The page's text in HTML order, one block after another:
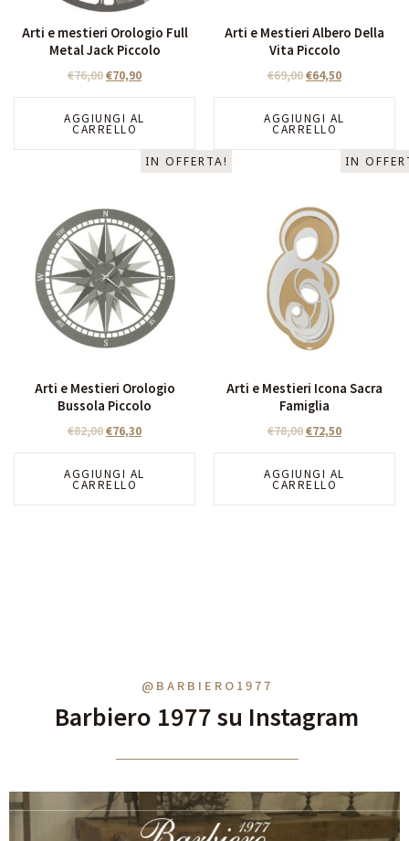
Arti e mestieri Orologio Full
Metal Jack Piccolo
€76,00€70,90
AGGIUNGI AL
CARRELLO
Arti e Mestieri Albero Della
Vita Piccolo
€69,00€64,50
AGGIUNGI AL
CARRELLO
IN OFFERTA!
Arti e Mestieri Orologio
Bussola Piccolo
€82,00€76,30
AGGIUNGI AL
CARRELLO
IN
Arti e Mestieri Icona Sacra
Famiglia
€78,00€72,50
AGGIUNGI AL
CARRELLO
@BARBIERO1977
Barbiero 1977 su Instagram